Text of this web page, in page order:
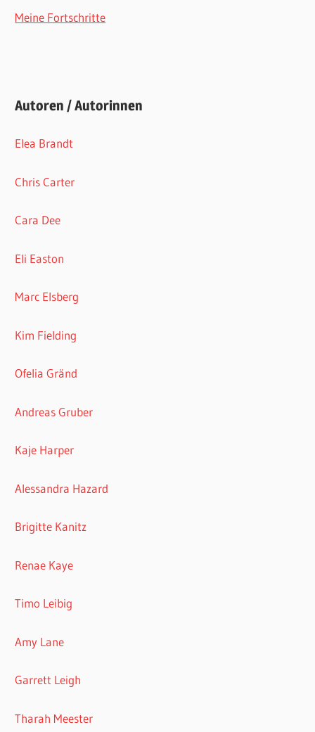
Meine Fortschritte
Autoren / Autorinnen
Elea Brandt
Chris Carter
Cara Dee
Eli Easton
Marc Elsberg
Kim Fielding
Ofelia Gränd
Andreas Gruber
Kaje Harper
Alessandra Hazard
Brigitte Kanitz
Renae Kaye
Timo Leibig
Amy Lane
Garrett Leigh
Tharah Meester